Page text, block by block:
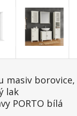
masiv borovice,
lak
PORTO bílá